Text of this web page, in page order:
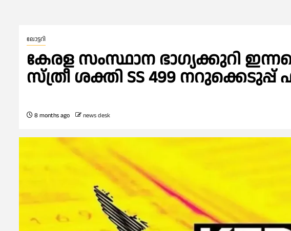
ലോട്ടറി
കേരള സംസ്ഥാന ഭാഗ്യക്കുറി
സ്ത്രീ ശക്തി SS 499 നറുക്കെടുപ്പ്
8 months ago news desk